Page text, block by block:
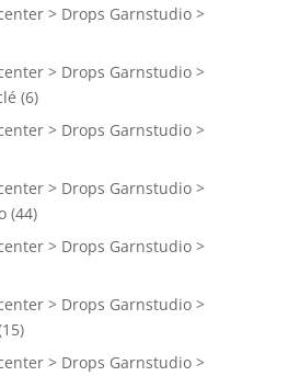
> Drops Garnstudio >
> Drops Garnstudio >
(6)
> Drops Garnstudio >
> Drops Garnstudio >
(44)
> Drops Garnstudio >
> Drops Garnstudio >
> Drops Garnstudio >